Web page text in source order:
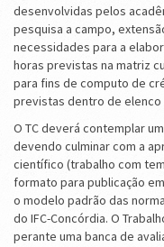
desenvolvidas pelos
pesquisa a campo,
necessidades para a
horas previstas na matriz
para fins de computo de
previstas dentro de elenco
O TC deverá contemplar
devendo culminar com a
científico (trabalho com
formato para publicação
o modelo padrão das
do IFC-Concórdia. O
perante uma banca de